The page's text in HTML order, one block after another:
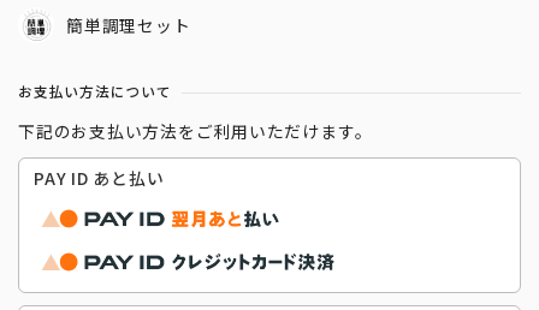
簡単調理セット
お支払い方法について
下記のお支払い方法をご利用いただけます。
PAY ID あと払い